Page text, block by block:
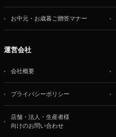
お中元・お歳暮ご贈答マナー
運営会社
会社概要
プライバシーポリシー
店舗・法人・生産者様
向けのお問い合わせ